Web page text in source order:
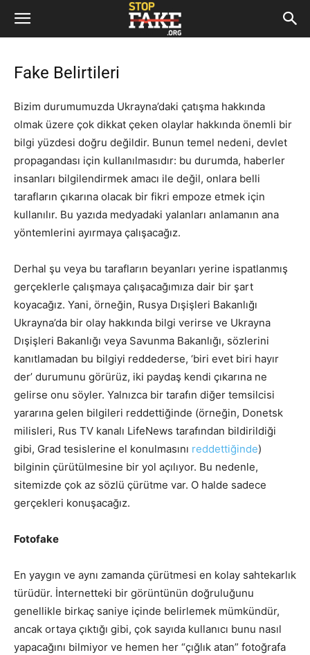
Fake Belirtileri
Bizim durumumuzda Ukrayna’daki çatışma hakkında
olmak üzere çok dikkat çeken olaylar hakkında önemli bir
bilgi yüzdesi doğru değildir. Bunun temel nedeni, devlet
propagandası için kullanılmasıdır: bu durumda, haberler
insanları bilgilendirmek amacı ile değil, onlara belli
tarafların çıkarına olacak bir fikri empoze etmek için
kullanılır. Bu yazıda medyadaki yalanları anlamanın ana
yöntemlerini ayırmaya çalışacağız.
Derhal şu ​​veya bu tarafların beyanları yerine ispatlanmış
gerçeklerle çalışmaya çalışacağımıza dair bir şart
koyacağız. Yani, örneğin, Rusya Dışişleri Bakanlığı
Ukrayna’da bir olay hakkında bilgi verirse ve Ukrayna
Dışişleri Bakanlığı veya Savunma Bakanlığı, sözlerini
kanıtlamadan bu bilgiyi reddederse, ‘biri evet biri hayır
der’ durumunu görürüz, iki paydaş kendi çıkarına ne
gelirse onu söyler. Yalnızca bir tarafın diğer temsilcisi
yararına gelen bilgileri reddettiğinde (örneğin, Donetsk
milisleri, Rus TV kanalı LifeNews tarafından bildirildiği
gibi, Grad tesislerine el konulmasını reddettiğinde)
bilginin çürütülmesine bir yol açılıyor. Bu nedenle,
sitemizde çok az sözlü çürütme var. O halde sadece
gerçekleri konuşacağız.
Fotofake
En yaygın ve aynı zamanda çürütmesi en kolay sahtekarlık
türüdür. İnternetteki bir görüntünün doğruluğunu
genellikle birkaç saniye içinde belirlemek mümkündür,
ancak ortaya çıktığı gibi, çok sayıda kullanıcı bunu nasıl
yapacağını bilmiyor ve hemen her “çığlık atan” fotoğrafa